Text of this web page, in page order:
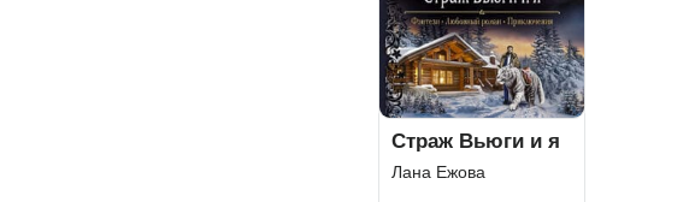
Страж Вьюги и я
Лана Ежова